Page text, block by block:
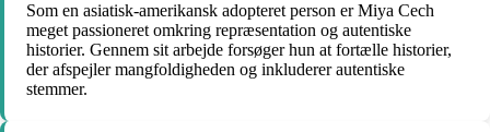
Som en asiatisk-amerikansk adopteret person er Miya Cech
meget passioneret omkring repræsentation og autentiske
historier. Gennem sit arbejde forsøger hun at fortælle historier,
der afspejler mangfoldigheden og inkluderer autentiske
stemmer.